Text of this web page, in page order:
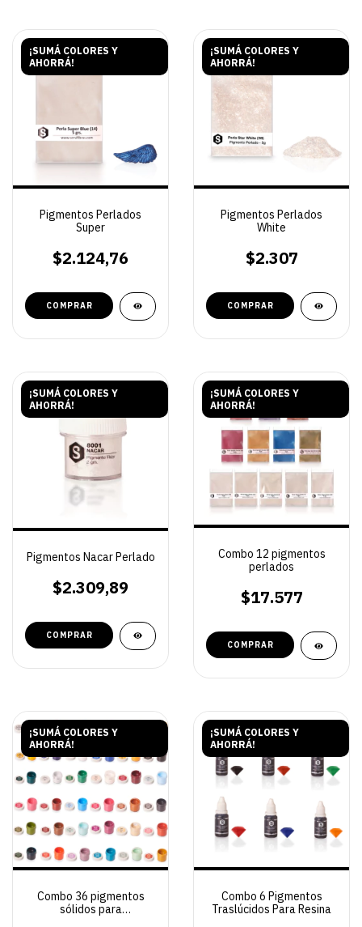
¡SUMÁ COLORES Y
AHORRÁ!
Pigmentos Perlados
Super
$2.124,76
COMPRAR
¡SUMÁ COLORES Y
AHORRÁ!
Pigmentos Perlados
White
$2.307
COMPRAR
¡SUMÁ COLORES Y
AHORRÁ!
Pigmentos Nacar Perlado
$2.309,89
¡SUMÁ COLORES Y
AHORRÁ!
Combo 12 pigmentos
perlados
$17.577
COMPRAR
¡SUMÁ COLORES Y
AHORRÁ!
Combo 36 pigmentos
sólidos para
¡SUMÁ COLORES Y
AHORRÁ!
Combo 6 Pigmentos
Traslúcidos Para Resina